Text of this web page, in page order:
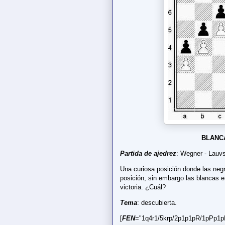
Partida de ajedrez: Wegner -
Una curiosa posición donde las
posición, sin embargo las blancas
victoria. ¿Cuál?
Tema: descubierta.
[FEN="1q4r1/5krp/2p1p1pR/